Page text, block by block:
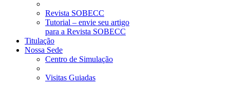
Revista SOBECC
Tutorial – envie seu artigo
para a Revista SOBECC
Titulação
Nossa Sede
Centro de Simulação
Visitas Guiadas